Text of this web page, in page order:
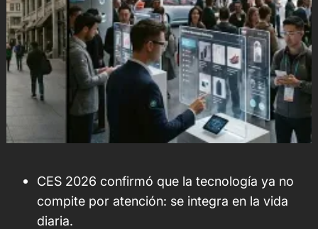
CES 2026 confirmó que la tecnología ya no
compite por atención: se integra en la vida
diaria.